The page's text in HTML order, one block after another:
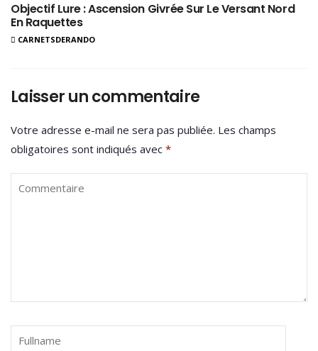
Objectif Lure : Ascension Givrée Sur Le Versant Nord
En Raquettes
CARNETSDERANDO
Laisser un commentaire
Votre adresse e-mail ne sera pas publiée. Les champs
obligatoires sont indiqués avec *